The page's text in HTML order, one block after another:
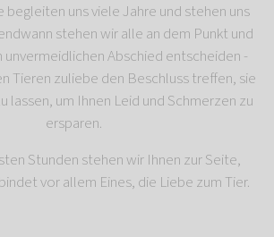
begleiten uns viele Jahre und stehen uns
stehen wir alle an dem Punkt und
unvermeidlichen Abschied entscheiden -
Tieren zuliebe den Beschluss treffen, sie
lassen, um Ihnen Leid und Schmerzen zu
ersparen.
Stunden stehen wir Ihnen zur Seite,
vor allem Eines, die Liebe zum Tier.